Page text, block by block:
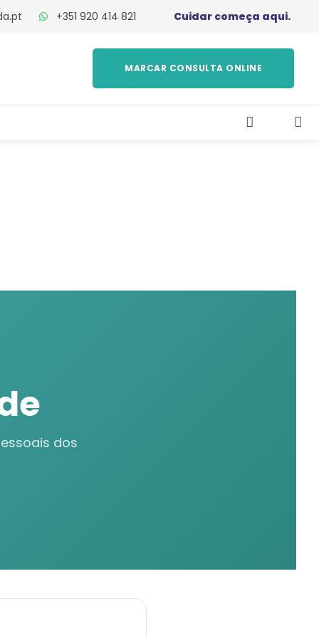
+351 920 414 821 Cuidar começa aqui.
MARCAR CONSULTA ONLINE
dos